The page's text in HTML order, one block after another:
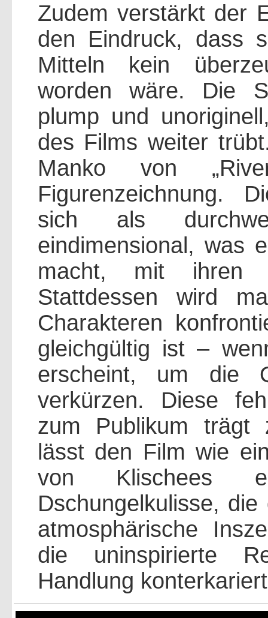
Zudem verstärkt der
den Eindruck, dass
Mitteln kein
worden wäre. Die
plump und
des Films weiter
Manko von
Figurenzeichnung.
sich als
eindimensional, was
macht, mit ihren
Stattdessen wird
Charakteren
gleichgültig ist –
erscheint, um die
verkürzen. Diese
zum Publikum trägt
lässt den Film wie
von Klischees
Dschungelkulisse,
atmosphärische
die uninspirierte
Handlung